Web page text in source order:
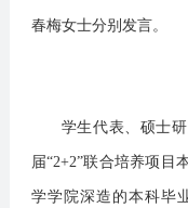
春梅女士分别发言。
学生代表、硕士
届“2+2”联合培养项目
学学院深造的本科毕